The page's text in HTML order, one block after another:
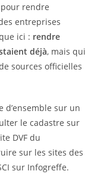
rendre
entreprises
ici : rendre
déjà, mais qui
sources officielles
d’ensemble sur un
le cadastre sur
DVF du
sur les sites des
sur Infogreffe.